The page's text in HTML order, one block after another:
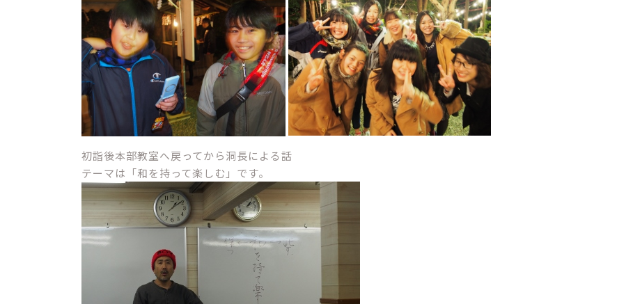
初詣後本部教室へ戻ってから洞長による話
テーマは「和を持って楽しむ」です。